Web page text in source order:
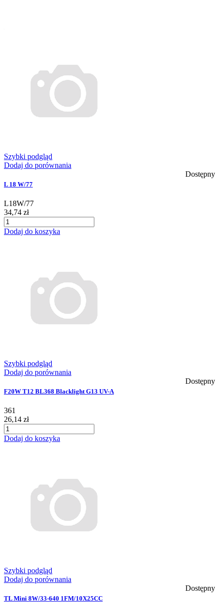
Szybki podgląd
Dodaj do porównania
Dostępny
L 18 W/77
L18W/77
34,74 zł
Dodaj do koszyka
Szybki podgląd
Dodaj do porównania
Dostępny
F20W T12 BL368 Blacklight G13 UV-A
361
26,14 zł
Dodaj do koszyka
Szybki podgląd
Dodaj do porównania
Dostępny
TL Mini 8W/33-640 1FM/10X25CC